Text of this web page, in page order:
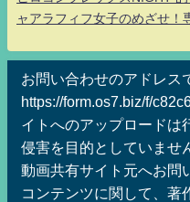
ャアラフィフ女子のめざせ！
お問い合わせのアドレス
https://form.os7.biz/f/
イトへのアップロードは
侵害を目的としていませ
動画共有サイト元へお問
コンテンツに関して、著